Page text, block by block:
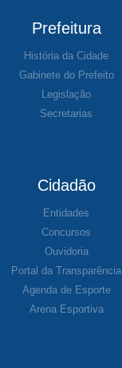
Prefeitura
História da Cidade
Gabinete do Prefeito
Legislação
Secretarias
Cidadão
Entidades
Concursos
Ouvidoria
Portal da Transparência
Agenda de Esporte
Arena Esportiva